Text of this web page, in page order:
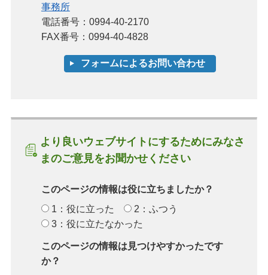
事務所
電話番号：0994-40-2170
FAX番号：0994-40-4828
より良いウェブサイトにするためにみなさ
まのご意見をお聞かせください
このページの情報は役に立ちましたか？
1：役に立った
2：ふつう
3：役に立たなかった
このページの情報は見つけやすかったです
か？